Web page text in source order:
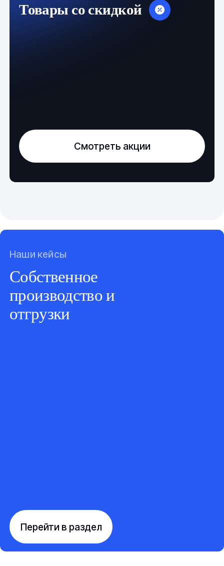
Товары со скидкой
Смотреть акции
Наши кейсы
Собственное
производство и
отгрузки
Перейти в раздел